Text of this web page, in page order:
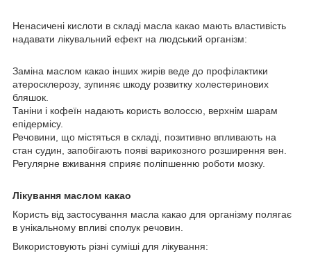
Ненасичені кислоти в складі масла какао мають властивість
надавати лікувальний ефект на людський організм:
Заміна маслом какао інших жирів веде до профілактики
атеросклерозу, зупиняє шкоду розвитку холестеринових
бляшок.
Таніни і кофеїн надають користь волоссю, верхнім шарам
епідермісу.
Речовини, що містяться в складі, позитивно впливають на
стан судин, запобігають появі варикозного розширення вен.
Регулярне вживання сприяє поліпшенню роботи мозку.
Лікування маслом какао
Користь від застосування масла какао для організму полягає
в унікальному впливі сполук речовин.
Використовують різні суміші для лікування: